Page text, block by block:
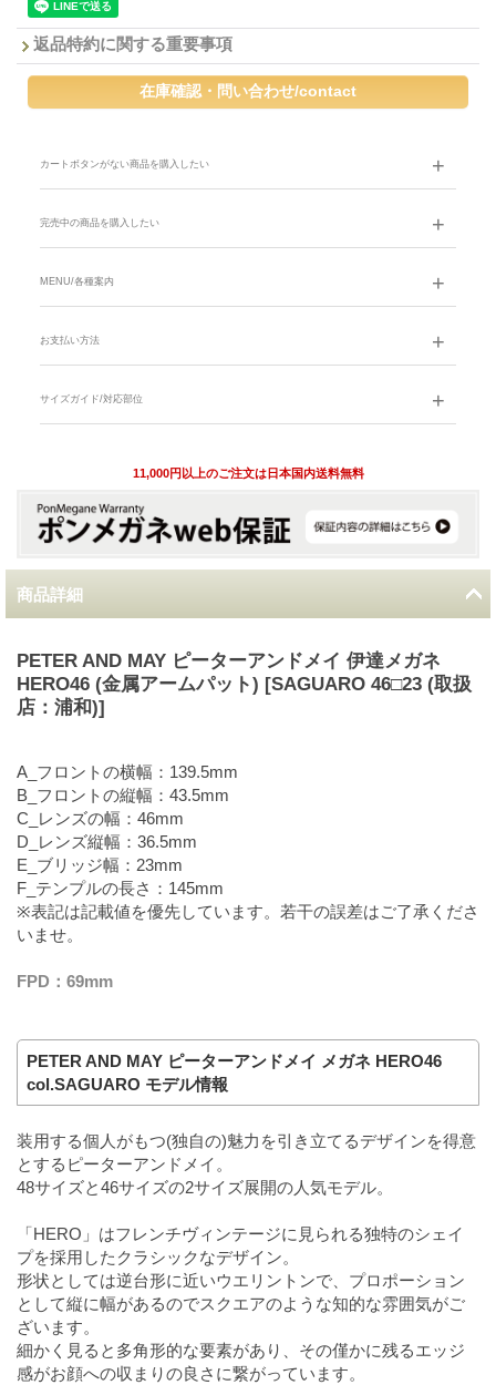
返品特約に関する重要事項
カートボタンがない商品を購入したい
完売中の商品を購入したい
MENU/各種案内
お支払い方法
サイズガイド/対応部位
11,000円以上のご注文は日本国内送料無料
商品詳細
PETER AND MAY ピーターアンドメイ 伊達メガネ
HERO46 (金属アームパット) [SAGUARO 46□23 (取扱
店：浦和)]
A_フロントの横幅：139.5mm
B_フロントの縦幅：43.5mm
C_レンズの幅：46mm
D_レンズ縦幅：36.5mm
E_ブリッジ幅：23mm
F_テンプルの長さ：145mm
※表記は記載値を優先しています。若干の誤差はご了承くださ
いませ。
FPD：69mm
PETER AND MAY ピーターアンドメイ メガネ HERO46
col.SAGUARO モデル情報
装用する個人がもつ(独自の)魅力を引き立てるデザインを得意
とするピーターアンドメイ。
48サイズと46サイズの2サイズ展開の人気モデル。
「HERO」はフレンチヴィンテージに見られる独特のシェイ
プを採用したクラシックなデザイン。
形状としては逆台形に近いウエリントンで、プロポーション
として縦に幅があるのでスクエアのような知的な雰囲気がご
ざいます。
細かく見ると多角形的な要素があり、その僅かに残るエッジ
感がお顔への収まりの良さに繋がっています。